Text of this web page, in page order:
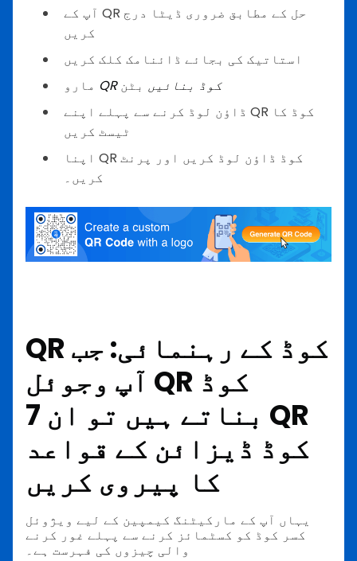
آپ کے QR حل کے مطابق ضروری ڈیٹا درج
کریں
استاتیک کی بجائے ڈائنامک کلک کریں
QR کوڈ بنائیں بٹن
ڈاؤن لوڈ کرنے سے پہلے اپنے QR کوڈ کا
ٹیسٹ کریں
اپنا QR کوڈ ڈاؤن لوڈ کریں اور پرنٹ
کریں۔
QR کوڈ کے رہنمائی: جب
آپ وجوئل QR کوڈ
بناتے ہیں تو ان 7 QR
کوڈ ڈیزائن کے قواعد
کا پیروی کریں
یہاں آپ کے مارکیٹنگ کیمپین کے لیے ویژوئل
کسر کوڈ کو کسٹمائز کرنے سے پہلے غور کرنے
والی چیزوں کی فہرست ہے۔